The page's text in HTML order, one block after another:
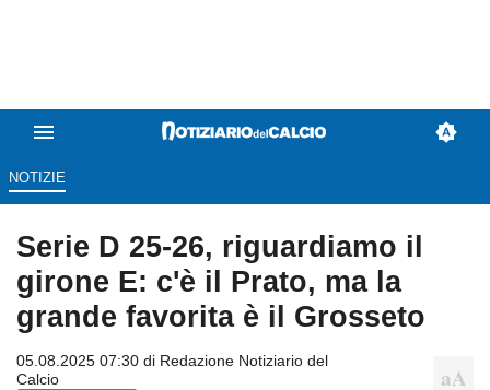
NOTIZIE
Serie D 25-26, riguardiamo il
girone E: c'è il Prato, ma la
grande favorita è il Grosseto
05.08.2025 07:30 di Redazione Notiziario del
Calcio